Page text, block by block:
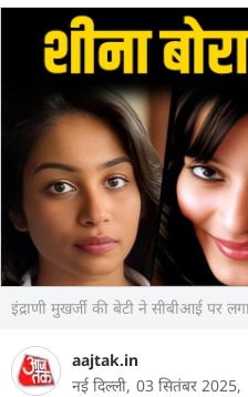
इंद्राणी मुखर्जी की बेटी ने सीबीआई
aajtak.in
नई दिल्ली, 03 सितंबर 2025,